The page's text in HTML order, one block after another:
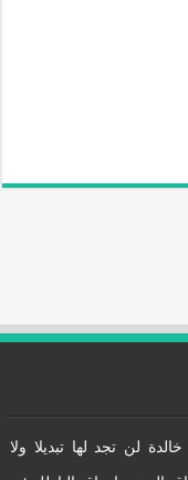
لن تجد لها تبديلا ولا